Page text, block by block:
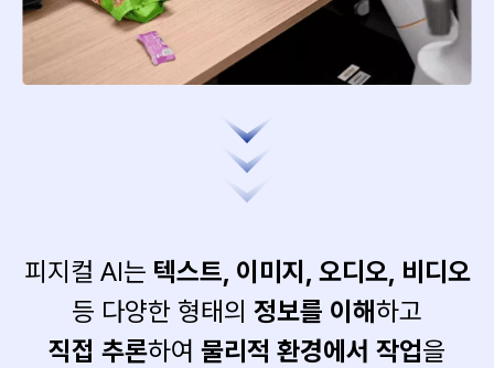
피지컬 AI는 텍스트, 이미지, 오디오, 비디오
등 다양한 형태의 정보를 이해하고
직접 추론하여 물리적 환경에서 작업을